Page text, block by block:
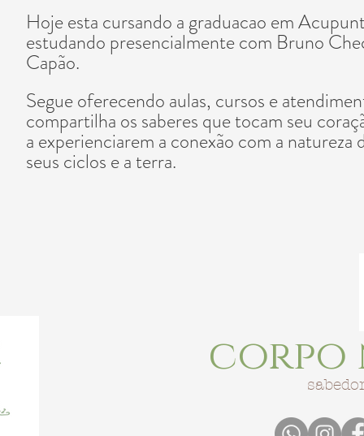
Hoje esta cursando a graduacao em
estudando presencialmente com Bruno
Capão.
Segue oferecendo aulas, cursos e
compartilha os saberes que tocam seu
a experienciarem a conexão com a
seus ciclos e a terra.
corpo